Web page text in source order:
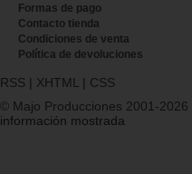
Formas de pago
Contacto tienda
Condiciones de venta
Política de devoluciones
RSS | XHTML | CSS
© Majo Producciones 2001-2026
información mostrada